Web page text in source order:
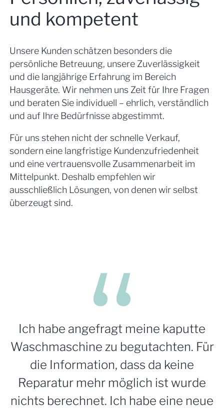
und kompetent
Unsere Kunden schätzen besonders die
persönliche Betreuung, unsere Zuverlässigkeit
und die langjährige Erfahrung im Bereich
Hausgeräte. Wir nehmen uns Zeit für Ihre Fragen
und beraten Sie individuell – ehrlich, verständlich
und auf Ihre Bedürfnisse abgestimmt.
Für uns stehen nicht der schnelle Verkauf,
sondern eine langfristige Kundenzufriedenheit
und eine vertrauensvolle Zusammenarbeit im
Mittelpunkt. Deshalb empfehlen wir
ausschließlich Lösungen, von denen wir selbst
überzeugt sind.
Ich habe angefragt meine kaputte
Waschmaschine zu begutachten. Für
die Information, dass da keine
Reparatur mehr möglich ist wurde
nichts berechnet. Ich habe eine neue